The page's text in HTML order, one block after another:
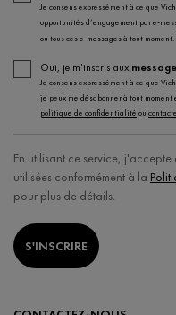
Je consens expressément à ce que
opportunités d’engagement par e-
ou tous ces e-messages à tout moment.
Oui, je m'inscris aux
Je consens expressément à ce que
je peux me désabonner à tout
politique de confidentialité ou
En utilisant ce service, j'accepte
utilisées conformément à la
pour plus de détails.
S'INSCRIRE